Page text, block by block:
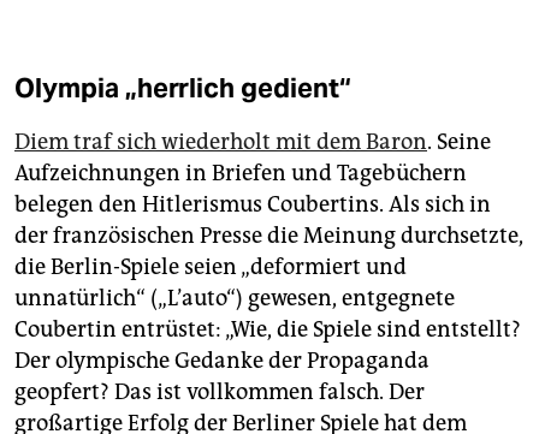
Olympia „herrlich gedient“
Diem traf sich wiederholt mit dem Baron. Seine
Aufzeichnungen in Briefen und Tagebüchern
belegen den Hitlerismus Coubertins. Als sich in
der französischen Presse die Meinung durchsetzte,
die Berlin-Spiele seien „deformiert und
unnatürlich“ („L’auto“) gewesen, entgegnete
Coubertin entrüstet: „Wie, die Spiele sind entstellt?
Der olympische Gedanke der Propaganda
geopfert? Das ist vollkommen falsch. Der
großartige Erfolg der Berliner Spiele hat dem